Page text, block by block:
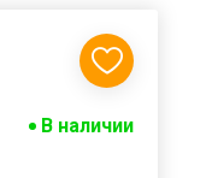
В наличии